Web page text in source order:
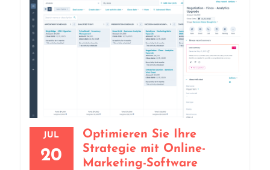
JUL
20
Optimieren Sie Ihre
Strategie mit Online-
Marketing-Software